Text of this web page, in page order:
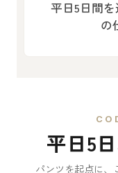
平日5日間
の
平日5
パンツを起点に、